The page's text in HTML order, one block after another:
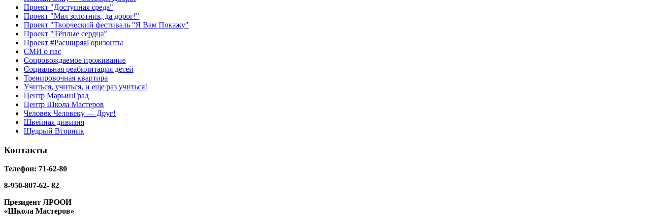
Проект "Доступная среда"
Проект "Мал золотник, да дорог!"
Проект "Творческий фестиваль "Я Вам Покажу"
Проект "Тёплые сердца"
Проект #РасширяяГоризонты
СМИ о нас
Сопровождаемое проживание
Социальная реабилитация детей
Тренировочная квартира
Учиться, учиться, и еще раз учиться!
Центр МарьинГрад
Центр Школа Мастеров
Человек Человеку — Друг!
Швейная дивизия
Щедрый Вторник
Контакты
Телефон: 71-62-80
8-950-807-62- 82
Президент ЛРООИ
«Школа Мастеров»